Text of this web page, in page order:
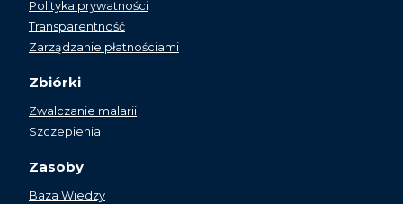
Polityka prywatności
Transparentność
Zarządzanie płatnościami
Zbiórki
Zwalczanie malarii
Szczepienia
Zasoby
Baza Wiedzy